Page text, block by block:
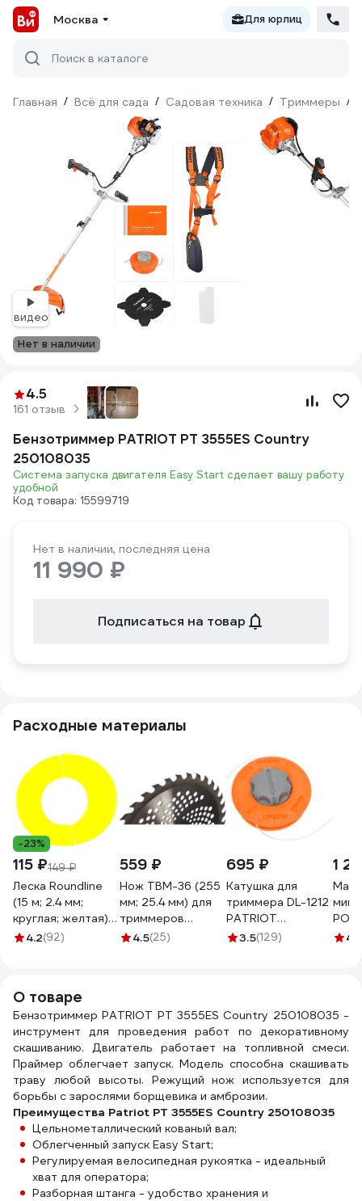
Москва Для юрлиц
Поиск в каталоге
Главная / Всё для сада / Садовая техника / Триммеры /
видео
Нет в наличии
4.5
161 отзыв
Бензотриммер PATRIOT PT 3555ES Country
250108035
Система запуска двигателя Easy Start сделает вашу работу
удобной
Код товара: 15599719
Нет в наличии, последняя цена
11 990 ₽
Подписаться на товар
Расходные материалы
-23%
115 ₽149 ₽
Леска Roundline
(15 м; 2.4 мм;
круглая; желтая)
PATRIOT
4.2(92)
559 ₽
Нож TBM-36 (255
мм; 25.4 мм) для
триммеров
PATRIOT
4.5(25)
695 ₽
Катушка для
триммера DL-1212
PATRIOT
807114212
3.5(129)
1
4.4
О товаре
Бензотриммер PATRIOT PT 3555ES Country 250108035 -
инструмент для проведения работ по декоративному
скашиванию. Двигатель работает на топливной смеси.
Праймер облегчает запуск. Модель способна скашивать
траву любой высоты. Режущий нож используется для
борьбы с зарослями борщевика и амброзии.
Преимущества Patriot PT 3555ES Country 250108035
Цельнометаллический кованый вал;
Облегченный запуск Easy Start;
Регулируемая велосипедная рукоятка - идеальный
хват для оператора;
Разборная штанга - удобство хранения и